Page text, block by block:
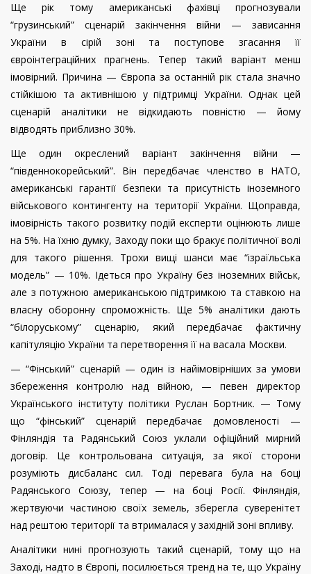
Ще рік тому американські фахівці прогнозували
“грузинський” сценарій закінчення війни — зависання
України в сірій зоні та поступове згасання її
євроінтеграційних прагнень. Тепер такий варіант менш
імовірний. Причина — Європа за останній рік стала значно
стійкішою та активнішою у підтримці України. Однак цей
сценарій аналітики не відкидають повністю — йому
відводять приблизно 30%.
Ще один окреслений варіант закінчення війни —
“південнокорейський”. Він передбачає членство в НАТО,
американські гарантії безпеки та присутність іноземного
військового контингенту на території України. Щоправда,
імовірність такого розвитку подій експерти оцінюють лише
на 5%. На їхню думку, Заходу поки що бракує політичної волі
для такого рішення. Трохи вищі шанси має “ізраїльська
модель” — 10%. Ідеться про Україну без іноземних військ,
але з потужною американською підтримкою та ставкою на
власну оборонну спроможність. Ще 5% аналітики дають
“білоруському” сценарію, який передбачає фактичну
капітуляцію України та перетворення її на васала Москви.
— “Фінський” сценарій — один із найімовірніших за умови
збереження контролю над війною, — певен директор
Українського інституту політики Руслан Бортник. — Тому
що “фінський” сценарій передбачає домовленості —
Фінляндія та Радянський Союз уклали офіційний мирний
договір. Це контрольована ситуація, за якої сторони
розуміють дисбаланс сил. Тоді перевага була на боці
Радянського Союзу, тепер — на боці Росії. Фінляндія,
жертвуючи частиною своїх земель, зберегла суверенітет
над рештою території та втрималася у західній зоні впливу.
Аналітики нині прогнозують такий сценарій, тому що на
Заході, надто в Європі, посилюється тренд на те, що Україну